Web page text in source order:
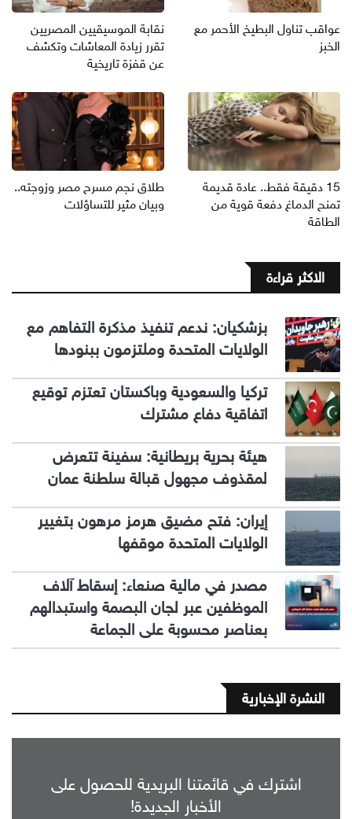
عواقب تناول البطيخ الأحمر مع
الخبز
نقابة الموسيقيين المصريين
تقرر زيادة المعاشات وتكشف
عن قفزة تاريخية
15 دقيقة فقط.. عادة قديمة
تمنح الدماغ دفعة قوية من
الطاقة
طلاق نجم مسرح مصر وزوجته..
وبيان مثير للتساؤلات
الاكثر قراءة
بزشكيان: ندعم تنفيذ مذكرة التفاهم مع
الولايات المتحدة وملتزمون ببنودها
تركيا والسعودية وباكستان تعتزم توقيع
اتفاقية دفاع مشترك
هيئة بحرية بريطانية: سفينة تتعرض
لمقذوف مجهول قبالة سلطنة عمان
إيران: فتح مضيق هرمز مرهون بتغيير
الولايات المتحدة موقفها
مصدر في مالية صنعاء: إسقاط آلاف
الموظفين عبر لجان البصمة واستبدالهم
بعناصر محسوبة على الجماعة
النشرة الإخبارية
اشترك في قائمتنا البريدية للحصول على
الأخبار الجديدة!